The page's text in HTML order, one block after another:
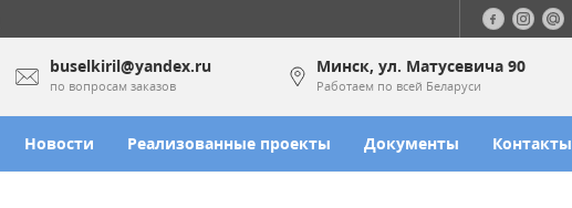
buselkiril@yandex.ru
по вопросам заказов
Минск, ул. Матусевича 90
Работаем по всей Беларуси
Новости Реализованные проекты Документы Контакты